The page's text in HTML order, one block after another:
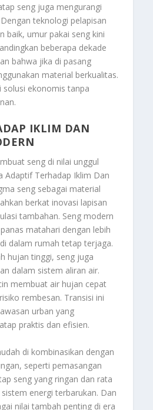
seng juga mengurangi
teknologi pelapisan
baik, umur pakai seng kini
beberapa dekade
bahwa jika di pasang
material berkualitas.
solusi ekonomis tanpa
IKLIM DAN
seng di nilai unggul
Adaptif Terhadap Iklim Dan
seng sebagai material
berkat inovasi lapisan
tambahan. Seng modern
matahari dengan lebih
dalam rumah tetap terjaga.
hujan tinggi, seng juga
dalam sistem aliran air.
membuat air hujan cepat
rembesan. Transisi ini
urban yang
praktis dan efisien.
di kombinasikan dengan
seperti pemasangan
seng yang ringan dan rata
energi terbarukan. Dan
nilai tambah penting di era